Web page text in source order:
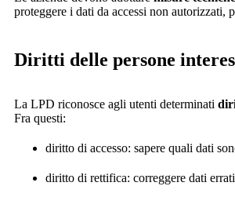
proteggere i dati da accessi non autorizzati,
Diritti delle persone
La LPD riconosce agli utenti determinati
Fra questi:
diritto di accesso: sapere quali dati
diritto di rettifica: correggere dati